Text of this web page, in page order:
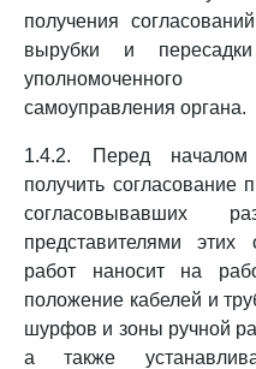
получения
вырубки и
самоуправления органа.
1.4.2. Перед началом
получить согласование
согласовывавших
представителями этих
работ наносит на
положение кабелей и
шурфов и зоны ручной
а также